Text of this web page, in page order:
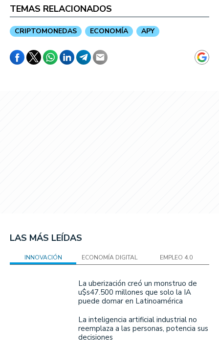
TEMAS RELACIONADOS
CRIPTOMONEDAS ECONOMÍA APY
LAS MÁS LEÍDAS
INNOVACIÓN ECONOMÍA DIGITAL EMPLEO 4.0
La uberización creó un monstruo de
u$s47.500 millones que solo la IA
puede domar en Latinoamérica
La inteligencia artificial industrial no
reemplaza a las personas, potencia sus
decisiones